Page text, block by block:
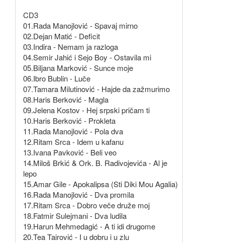
CD3
01.Rada Manojlović - Spavaj mirno
02.Dejan Matić - Deficit
03.Indira - Nemam ja razloga
04.Semir Jahić i Sejo Boy - Ostavila mi
05.Biljana Marković - Sunce moje
06.Ibro Bublin - Luče
07.Tamara Milutinović - Hajde da zažmurimo
08.Haris Berković - Magla
09.Jelena Kostov - Hej srpski pričam ti
10.Haris Berković - Prokleta
11.Rada Manojlović - Pola dva
12.Ritam Srca - Idem u kafanu
13.Ivana Pavković - Beli veo
14.Miloš Brkić & Ork. B. Radivojevića - Al je
lepo
15.Amar Gile - Apokalipsa (Sti Diki Mou Agalia)
16.Rada Manojlović - Dva promila
17.Ritam Srca - Dobro veče druže moj
18.Fatmir Sulejmani - Dva ludila
19.Harun Mehmedagić - A ti idi drugome
20.Tea Tairović - I u dobru i u zlu